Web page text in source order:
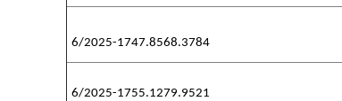
6/2025-1747.8568.3784
6/2025-1755.1279.9521